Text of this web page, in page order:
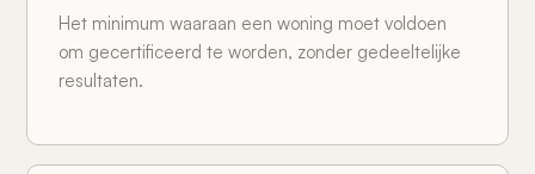
Het minimum waaraan een woning moet voldoen
om gecertificeerd te worden, zonder gedeeltelijke
resultaten.